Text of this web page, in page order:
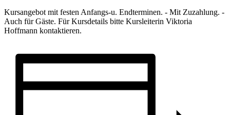
Kursangebot mit festen Anfangs-u. Endterminen. - Mit Zuzahlung. -
Auch für Gäste. Für Kursdetails bitte Kursleiterin Viktoria
Hoffmann kontaktieren.